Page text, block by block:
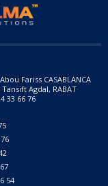
Fariss CASABLANCA
Agdal, RABAT
33 66 76
54